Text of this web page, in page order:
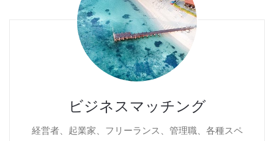
ビジネスマッチング
経営者、起業家、フリーランス、管理職、各種スペ